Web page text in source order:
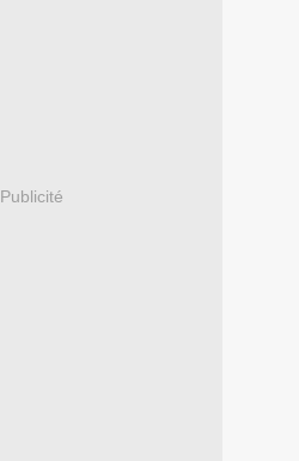
Publicité